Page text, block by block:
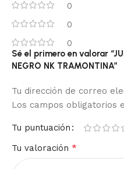
0
0
0
Sé el primero en valorar
NEGRO NK TRAMONTINA”
Tu dirección de correo
Los campos obligatorios
Tu puntuación
Tu valoración *